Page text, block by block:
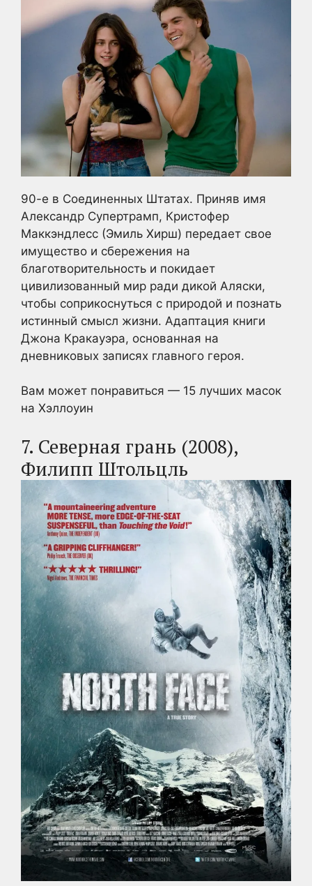
90-е в Соединенных Штатах. Приняв имя
Александр Супертрамп, Кристофер
Маккэндлесс (Эмиль Хирш) передает свое
имущество и сбережения на
благотворительность и покидает
цивилизованный мир ради дикой Аляски,
чтобы соприкоснуться с природой и познать
истинный смысл жизни. Адаптация книги
Джона Кракауэра, основанная на
дневниковых записях главного героя.
Вам может понравиться — 15 лучших масок
на Хэллоуин
7. Северная грань (2008),
Филипп Штольцль